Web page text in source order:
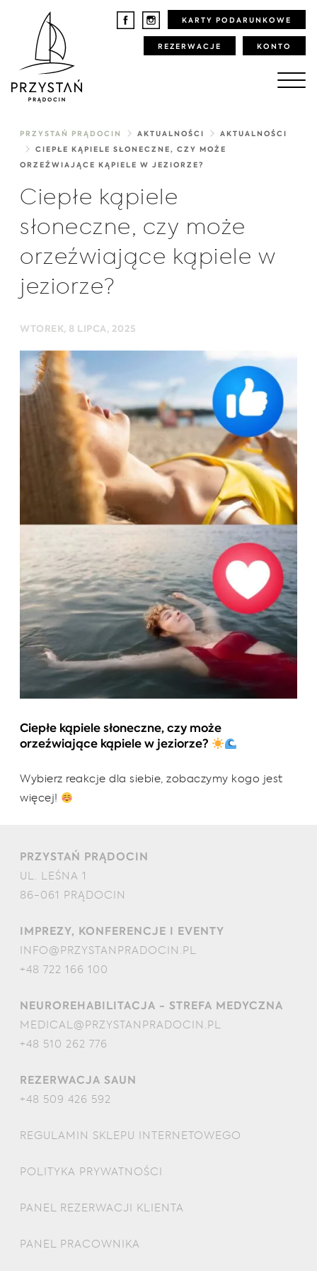
KARTY PODARUNKOWE
REZERWACJE KONTO
PRZYSTAŃ PRĄDOCIN AKTUALNOŚCI AKTUALNOŚCI
CIEPŁE KĄPIELE SŁONECZNE, CZY MOŻE
ORZEŹWIAJĄCE KĄPIELE W JEZIORZE?
Ciepłe kąpiele
słoneczne, czy może
orzeźwiające kąpiele w
jeziorze?
WTOREK, 8 LIPCA, 2025
Ciepłe kąpiele słoneczne, czy może
orzeźwiające kąpiele w jeziorze?
Wybierz reakcje dla siebie, zobaczymy kogo jest
więcej!
PRZYSTAŃ PRĄDOCIN
UL. LEŚNA 1
86-061 PRĄDOCIN
IMPREZY, KONFERENCJE I EVENTY
INFO@PRZYSTANPRADOCIN.PL
+48 722 166 100
NEUROREHABILITACJA - STREFA MEDYCZNA
MEDICAL@PRZYSTANPRADOCIN.PL
+48 510 262 776
REZERWACJA SAUN
+48 509 426 592
REGULAMIN SKLEPU INTERNETOWEGO
POLITYKA PRYWATNOŚCI
PANEL REZERWACJI KLIENTA
PANEL PRACOWNIKA